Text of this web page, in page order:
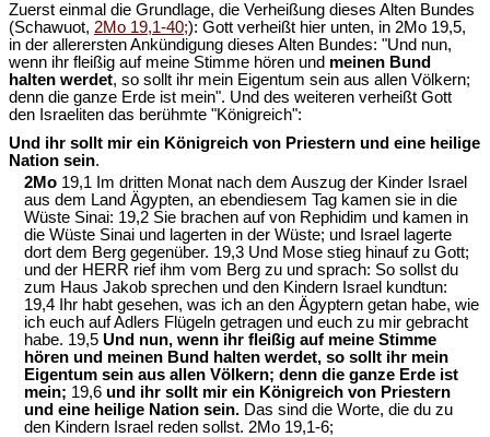
Zuerst einmal die Grundlage, die Verheißung dieses Alten Bundes
(Schawuot, 2Mo 19,1-40;): Gott verheißt hier unten, in 2Mo 19,5,
in der allerersten Ankündigung dieses Alten Bundes: "Und nun,
wenn ihr fleißig auf meine Stimme hören und meinen Bund
halten werdet, so sollt ihr mein Eigentum sein aus allen Völkern;
denn die ganze Erde ist mein". Und des weiteren verheißt Gott
den Israeliten das berühmte "Königreich":
Und ihr sollt mir ein Königreich von Priestern und eine heilige
Nation sein.
2Mo 19,1 Im dritten Monat nach dem Auszug der Kinder Israel
aus dem Land Ägypten, an ebendiesem Tag kamen sie in die
Wüste Sinai: 19,2 Sie brachen auf von Rephidim und kamen in
die Wüste Sinai und lagerten in der Wüste; und Israel lagerte
dort dem Berg gegenüber. 19,3 Und Mose stieg hinauf zu Gott;
und der HERR rief ihm vom Berg zu und sprach: So sollst du
zum Haus Jakob sprechen und den Kindern Israel kundtun:
19,4 Ihr habt gesehen, was ich an den Ägyptern getan habe, wie
ich euch auf Adlers Flügeln getragen und euch zu mir gebracht
habe. 19,5 Und nun, wenn ihr fleißig auf meine Stimme
hören und meinen Bund halten werdet, so sollt ihr mein
Eigentum sein aus allen Völkern; denn die ganze Erde ist
mein; 19,6 und ihr sollt mir ein Königreich von Priestern
und eine heilige Nation sein. Das sind die Worte, die du zu
den Kindern Israel reden sollst. 2Mo 19,1-6;